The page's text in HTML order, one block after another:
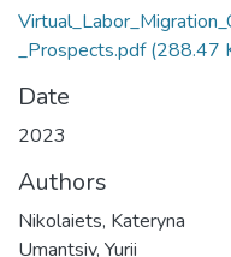
_Prospects.pdf(288.47
Date
2023
Authors
Nikolaiets, Kateryna
Umantsiv, Yurii